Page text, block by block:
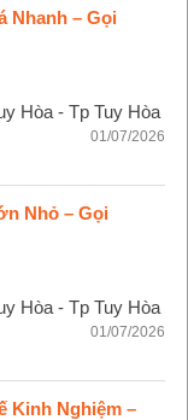
Nhanh – Gọi
Hòa - Tp Tuy Hòa
01/07/2026
Nhỏ – Gọi
Hòa - Tp Tuy Hòa
01/07/2026
Kinh Nghiệm –